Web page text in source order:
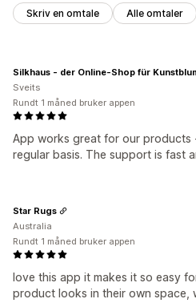
Skriv en omtale Alle omtaler
App works great for our products
regular basis. The support is fast
Silkhaus - der Online-Shop für
Sveits
Rundt 1 måned bruker appen
love this app it makes it so easy
product looks in their own space,
Star Rugs
Australia
Rundt 1 måned bruker appen